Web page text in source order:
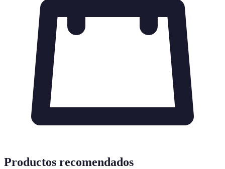
Productos recomendados